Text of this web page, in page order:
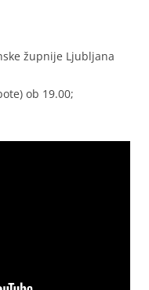
župnije Ljubljana
ob 19.00;